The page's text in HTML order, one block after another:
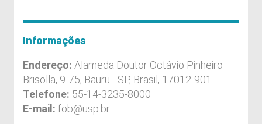
Informações
Endereço: Alameda Doutor Octávio Pinheiro
Brisolla, 9-75, Bauru - SP, Brasil, 17012-901
Telefone: 55-14-3235-8000
E-mail: fob@usp.br